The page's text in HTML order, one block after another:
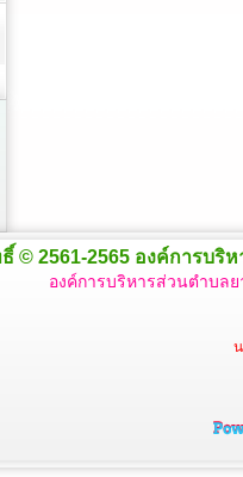
© 2561-2565 องค์การบริ
องค์การบริหารส่วนตำบลย